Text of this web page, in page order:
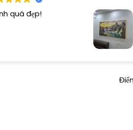
quá đẹp!